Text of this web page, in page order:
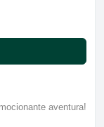
aventura!